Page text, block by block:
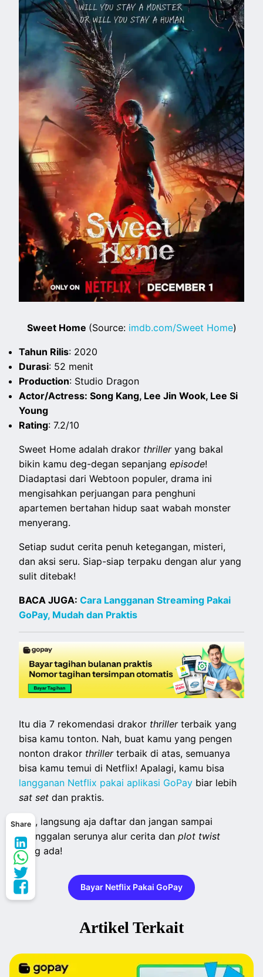
Share
Sweet Home (Source: imdb.com/Sweet Home)
Tahun Rilis: 2020
Durasi: 52 menit
Production: Studio Dragon
Actor/Actress: Song Kang, Lee Jin Wook, Lee Si
Young
Rating: 7.2/10
Sweet Home adalah drakor thrilleryang bakal
bikin kamu deg-degan sepanjangepisode!
Diadaptasi dari Webtoon populer, drama ini
mengisahkan perjuangan para penghuni
apartemen bertahan hidup saat wabah monster
menyerang.
Setiap sudut cerita penuh ketegangan, misteri,
dan aksi seru. Siap-siap terpaku dengan alur yang
sulit ditebak!
BACA JUGA:Cara Langganan Streaming Pakai
GoPay, Mudah dan Praktis
Itu dia 7 rekomendasi drakor thrillerterbaik yang
bisa kamu tonton. Nah, buat kamu yang pengen
nonton drakor thrillerterbaik di atas, semuanya
bisa kamu temui di Netflix! Apalagi, kamu bisa
langganan Netflix pakai aplikasi GoPay biar lebih
sat set dan praktis.
Yuk, langsung aja daftar dan jangan sampai
ketinggalan serunya alur cerita dan plot twist
yang ada!
Bayar Netflix Pakai GoPay
Artikel Terkait